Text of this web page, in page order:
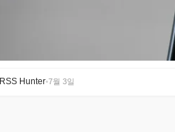
RSS Hunter•7월 3일